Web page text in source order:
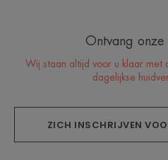
Ontvang onze
Wij staan altijd voor u klaar
dagelijkse
ZICH INSCHRIJVEN